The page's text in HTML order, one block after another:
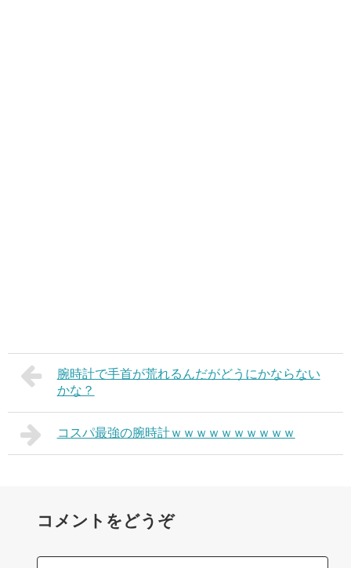
腕時計で手首が荒れるんだがどうにかならない
かな？
コスパ最強の腕時計ｗｗｗｗｗｗｗｗｗｗ
コメントをどうぞ